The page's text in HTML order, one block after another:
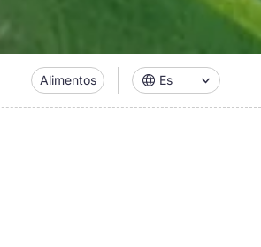
Alimentos Es